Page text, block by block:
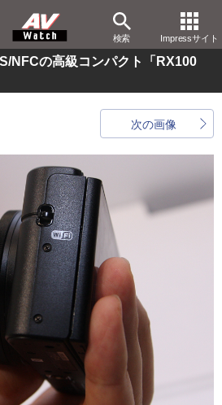
検索 Impressサイト
NFCの高級コンパクト「RX100
次の画像